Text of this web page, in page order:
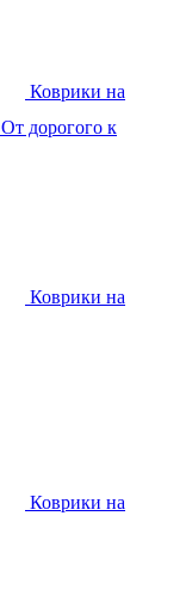
Коврики на
Коврики на
Коврики на
От дорогого к